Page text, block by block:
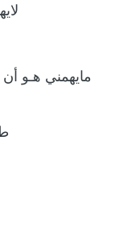
مايهمني هـو